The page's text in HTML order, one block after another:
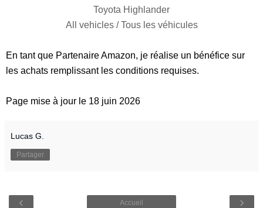
Toyota Highlander
All vehicles / Tous les véhicules
En tant que Partenaire Amazon, je réalise un bénéfice sur
les achats remplissant les conditions requises.
Page mise à jour le 18 juin 2026
Lucas G.
Partager
‹ ›
Accueil